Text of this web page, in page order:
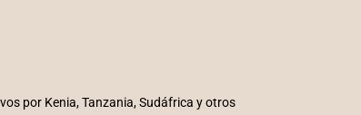
por Kenia, Tanzania, Sudáfrica y otros